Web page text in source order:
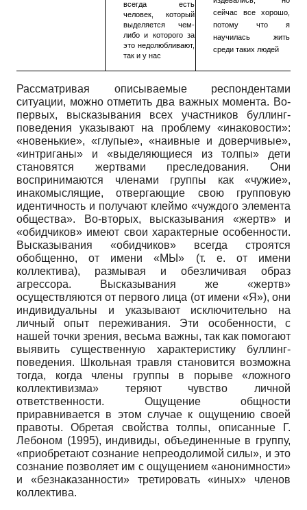
всегда есть
человек, который
выделяется чем-
либо и которого за
это недолюбливают,
так и у нас
сейчас все хорошо,
потому что я
научилась жить
среди таких людей
Рассматривая описываемые респондентами
ситуации, можно отметить два важных момента. Во-
первых, высказывания всех участников буллинг-
поведения указывают на проблему «инаковости»:
«новенькие», «глупые», «наивные и доверчивые»,
«интриганы» и «выделяющиеся из толпы» дети
становятся жертвами преследования. Они
воспринимаются членами группы как «чужие»,
инакомыслящие, отвергающие свою групповую
идентичность и получают клеймо «чуждого элемента
общества». Во-вторых, высказывания «жертв» и
«обидчиков» имеют свои характерные особенности.
Высказывания «обидчиков» всегда строятся
обобщенно, от имени «МЫ» (т. е. от имени
коллектива), размывая и обезличивая образ
агрессора. Высказывания же «жертв»
осуществляются от первого лица (от имени «Я»), они
индивидуальны и указывают исключительно на
личный опыт переживания. Эти особенности, с
нашей точки зрения, весьма важны, так как помогают
выявить существенную характеристику буллинг-
поведения. Школьная травля становится возможна
тогда, когда члены группы в порыве «ложного
коллективизма» теряют чувство личной
ответственности. Ощущение общности
приравнивается в этом случае к ощущению своей
правоты. Обретая свойства толпы, описанные Г.
Лебоном (1995), индивиды, объединенные в группу,
«приобретают сознание непреодолимой силы», и это
сознание позволяет им с ощущением «анонимности»
и «безнаказанности» третировать «иных» членов
коллектива.